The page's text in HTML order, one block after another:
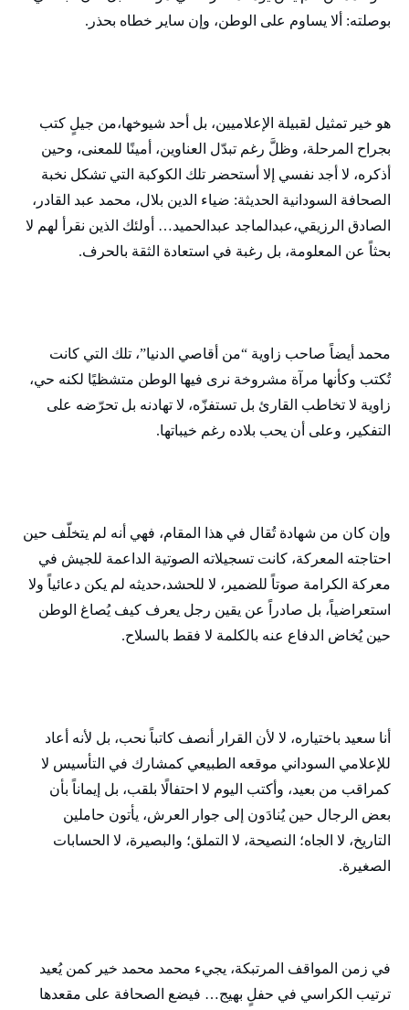
بوصلته: ألا يساوم على الوطن، وإن ساير خطاه بحذر.
هو خير تمثيل لقبيلة الإعلاميين، بل أحد شيوخها،من جيلٍ كتب
بجراح المرحلة، وظلَّ رغم تبدّل العناوين، أمينًا للمعنى، وحين
أذكره، لا أجد نفسي إلا أستحضر تلك الكوكبة التي تشكل نخبة
الصحافة السودانية الحديثة: ضياء الدين بلال، محمد عبد القادر،
الصادق الرزيقي،عبدالماجد عبدالحميد… أولئك الذين نقرأ لهم لا
بحثاً عن المعلومة، بل رغبة في استعادة الثقة بالحرف.
محمد أيضاً صاحب زاوية “من أقاصي الدنيا”، تلك التي كانت
تُكتب وكأنها مرآة مشروخة نرى فيها الوطن متشظيًا لكنه حي،
زاوية لا تخاطب القارئ بل تستفزّه، لا تهادنه بل تحرّضه على
التفكير، وعلى أن يحب بلاده رغم خيباتها.
وإن كان من شهادة تُقال في هذا المقام، فهي أنه لم يتخلّف حين
احتاجته المعركة، كانت تسجيلاته الصوتية الداعمة للجيش في
معركة الكرامة صوتاً للضمير، لا للحشد،حديثه لم يكن دعائياً ولا
استعراضياً، بل صادراً عن يقين رجل يعرف كيف يُصاغ الوطن
حين يُخاض الدفاع عنه بالكلمة لا فقط بالسلاح.
أنا سعيد باختياره، لا لأن القرار أنصف كاتباً نحب، بل لأنه أعاد
للإعلامي السوداني موقعه الطبيعي كمشارك في التأسيس لا
كمراقب من بعيد، وأكتب اليوم لا احتفالًا بلقب، بل إيماناً بأن
بعض الرجال حين يُنادَون إلى جوار العرش، يأتون حاملين
التاريخ، لا الجاه؛ النصيحة، لا التملق؛ والبصيرة، لا الحسابات
الصغيرة.
في زمن المواقف المرتبكة، يجيء محمد محمد خير كمن يُعيد
ترتيب الكراسي في حفلٍ بهيج… فيضع الصحافة على مقعدها